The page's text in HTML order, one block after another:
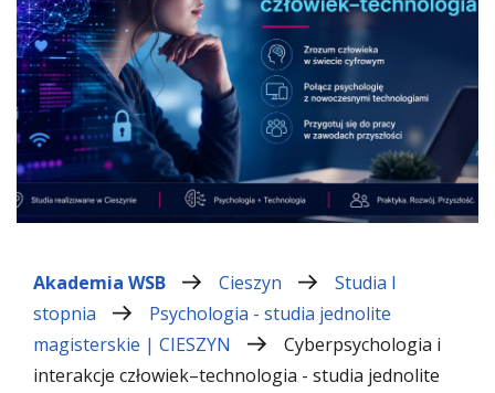
Akademia WSB Cieszyn
Studia I
stopnia
Psychologia - studia jednolite
magisterskie | CIESZYN
Cyberpsychologia i
interakcje człowiek–technologia - studia jednolite